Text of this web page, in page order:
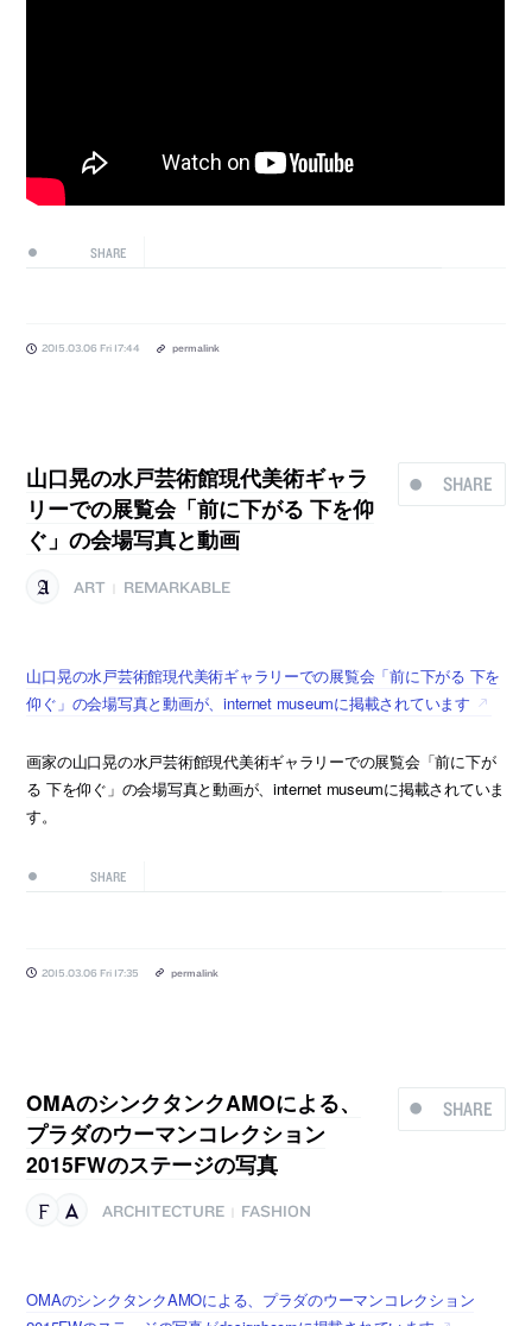
SHARE
2015.03.06 Fri 17:44 permalink
SHARE
山口晃の水戸芸術館現代美術ギャラ
リーでの展覧会「前に下がる 下を仰
ぐ」の会場写真と動画
ART REMARKABLE
山口晃の水戸芸術館現代美術ギャラリーでの展覧会「前に下がる 下を
仰ぐ」の会場写真と動画が、internet museumに掲載されています
画家の山口晃の水戸芸術館現代美術ギャラリーでの展覧会「前に下が
る 下を仰ぐ」の会場写真と動画が、internet museumに掲載されていま
す。
SHARE
2015.03.06 Fri 17:35 permalink
SHARE
OMAのシンクタンクAMOによる、
プラダのウーマンコレクション
2015FWのステージの写真
ARCHITECTURE FASHION
OMAのシンクタンクAMOによる、プラダのウーマンコレクション